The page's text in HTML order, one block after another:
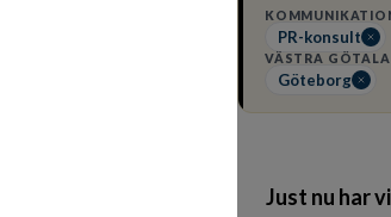
PR-konsult
VÄSTRA
Göteborg
Just nu har